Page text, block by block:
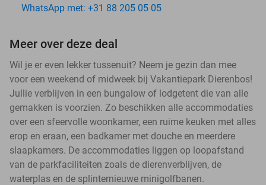
WhatsApp met: +31 88 205 05 05
Meer over deze deal
Wil je er even lekker tussenuit? Neem je gezin dan mee
voor een weekend of midweek bij Vakantiepark Dierenbos!
Jullie verblijven in een bungalow of lodgetent die van alle
gemakken is voorzien. Zo beschikken alle accommodaties
over een sfeervolle woonkamer, een ruime keuken met alles
erop en eraan, een badkamer met douche en meerdere
slaapkamers. De accommodaties liggen op loopafstand
van de parkfaciliteiten zoals de dierenverblijven, de
waterplas en de splinternieuwe minigolfbanen.